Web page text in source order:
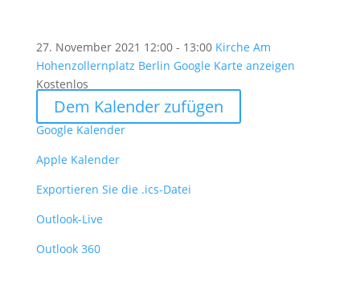
27. November 2021 12:00 - 13:00 Kirche Am
Hohenzollernplatz Berlin Google Karte anzeigen
Kostenlos
Dem Kalender zufügen
Google Kalender
Apple Kalender
Exportieren Sie die .ics-Datei
Outlook-Live
Outlook 360